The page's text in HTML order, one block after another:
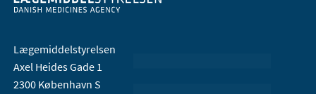
Lægemiddelstyrelsen
Axel Heides Gade 1
2300 København S